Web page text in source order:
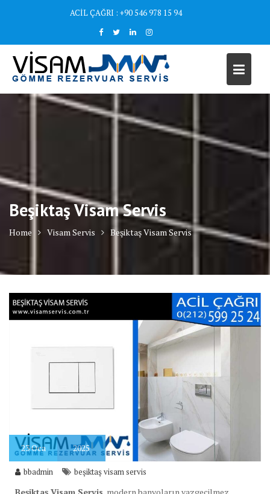
ACİL ÇAĞRI : +90 546 978 15 94
Beşiktaş Visam Servis
Home Visam Servis Beşiktaş Visam Servis
23Oca 2025
bbadmin beşiktaş visam servis
Beşiktaş Visam Servis, modern banyoların vazgeçilmez